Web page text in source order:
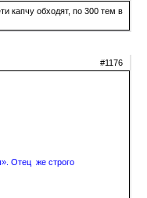
капчу обходят, по 300 тем в
#1176
Отец же строго